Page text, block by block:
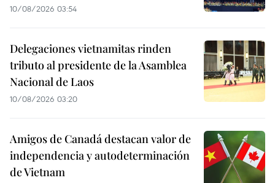
10/08/2026 03:54
Delegaciones vietnamitas rinden
tributo al presidente de la Asamblea
Nacional de Laos
10/08/2026 03:20
Amigos de Canadá destacan valor de
independencia y autodeterminación
de Vietnam